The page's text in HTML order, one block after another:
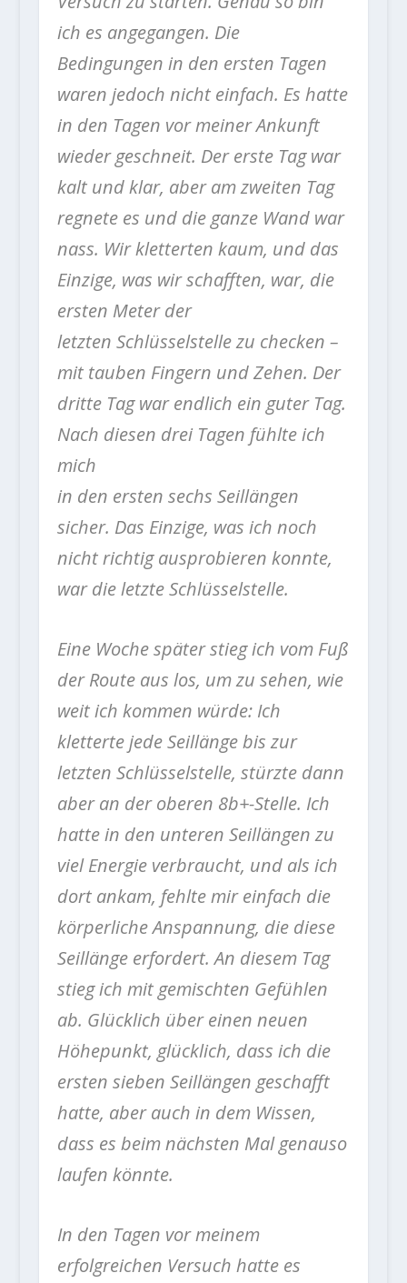
ich es angegangen. Die
Bedingungen in den ersten Tagen
waren jedoch nicht einfach. Es hatte
in den Tagen vor meiner Ankunft
wieder geschneit. Der erste Tag war
kalt und klar, aber am zweiten Tag
regnete es und die ganze Wand war
nass. Wir kletterten kaum, und das
Einzige, was wir schafften, war, die
ersten Meter der
letzten Schlüsselstelle zu checken –
mit tauben Fingern und Zehen. Der
dritte Tag war endlich ein guter Tag.
Nach diesen drei Tagen fühlte ich
mich
in den ersten sechs Seillängen
sicher. Das Einzige, was ich noch
nicht richtig ausprobieren konnte,
war die letzte Schlüsselstelle.
Eine Woche später stieg ich vom Fuß
der Route aus los, um zu sehen, wie
weit ich kommen würde: Ich
kletterte jede Seillänge bis zur
letzten Schlüsselstelle, stürzte dann
aber an der oberen 8b+-Stelle. Ich
hatte in den unteren Seillängen zu
viel Energie verbraucht, und als ich
dort ankam, fehlte mir einfach die
körperliche Anspannung, die diese
Seillänge erfordert. An diesem Tag
stieg ich mit gemischten Gefühlen
ab. Glücklich über einen neuen
Höhepunkt, glücklich, dass ich die
ersten sieben Seillängen geschafft
hatte, aber auch in dem Wissen,
dass es beim nächsten Mal genauso
laufen könnte.
In den Tagen vor meinem
erfolgreichen Versuch hatte es